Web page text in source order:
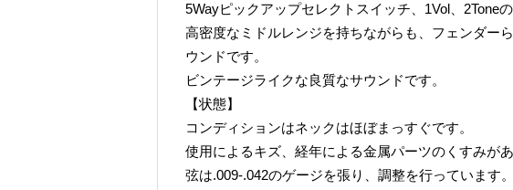
5Wayピックアップセレクトスイッチ、1Vol、2Toneの
高密度なミドルレンジを持ちながらも、フェンダー
ウンドです。
ビンテージライクな良質なサウンドです。
【状態】
コンディションはネックはほぼまっすぐです。
使用によるキズ、経年による金属パーツのくすみがあ
弦は.009-.042のゲージを張り、調整を行っています。